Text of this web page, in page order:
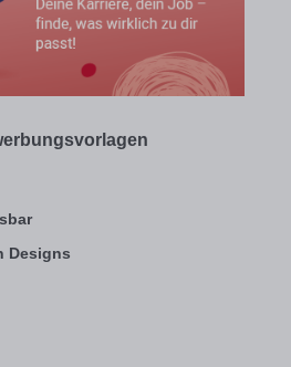
Designs